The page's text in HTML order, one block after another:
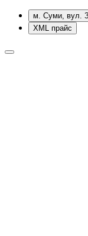
м. Суми, вул.
XML прайс